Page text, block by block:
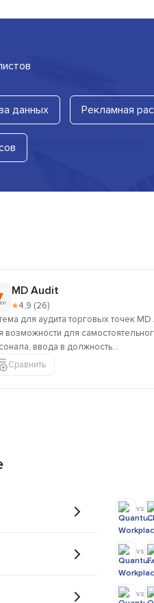
данных Рекламная
MD Audit
★4,9 (26)
для аудита торговых точек
возможности для
ввода в должность...
Сравнить
vs
vs
vs